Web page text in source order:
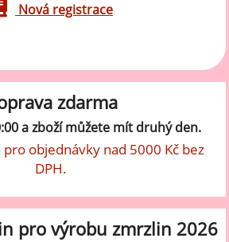
Nová registrace
zdarma
a zboží můžete mít druhý den.
objednávky nad 5000 Kč bez
DPH.
pro výrobu zmrzlin 2026